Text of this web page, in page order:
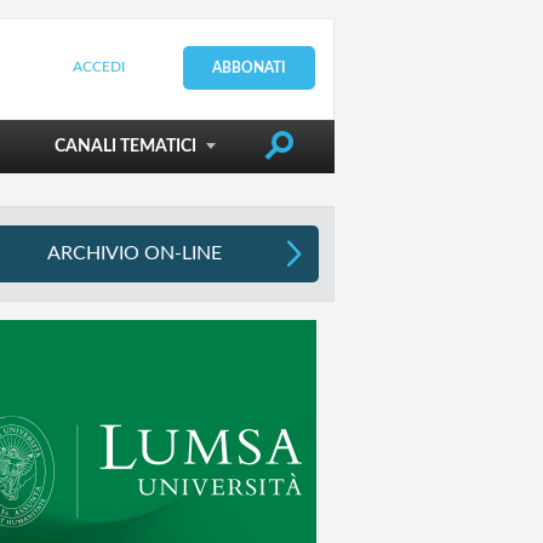
ACCEDI ABBONATI
DIRIGERE LA SCUOLA
CANALI TEMATICI
ARCHIVIO ON-LINE